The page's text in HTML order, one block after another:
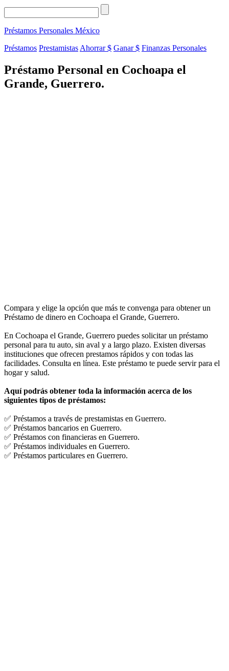
Préstamos Personales México
Préstamos Prestamistas Ahorrar $ Ganar $ Finanzas Personales
Préstamo Personal en Cochoapa el
Grande, Guerrero.
Compara y elige la opción que más te convenga para obtener un
Préstamo de dinero en Cochoapa el Grande, Guerrero.
En Cochoapa el Grande, Guerrero puedes solicitar un préstamo
personal para tu auto, sin aval y a largo plazo. Existen diversas
instituciones que ofrecen prestamos rápidos y con todas las
facilidades. Consulta en línea. Este préstamo te puede servir para el
hogar y salud.
Aquí podrás obtener toda la información acerca de los
siguientes tipos de préstamos:
✅ Préstamos a través de prestamistas en Guerrero.
✅ Préstamos bancarios en Guerrero.
✅ Préstamos con financieras en Guerrero.
✅ Préstamos individuales en Guerrero.
✅ Préstamos particulares en Guerrero.